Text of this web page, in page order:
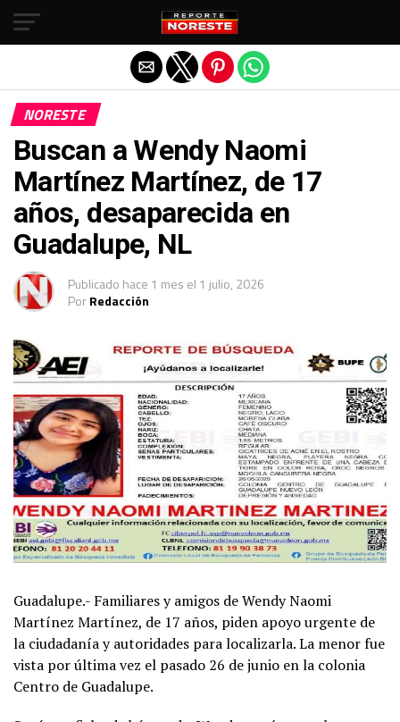
NORESTE
Buscan a Wendy Naomi
Martínez Martínez, de 17
años, desaparecida en
Guadalupe, NL
Publicado hace 1 mes el 1 julio, 2026
PorRedacción
Guadalupe.- Familiares y amigos de Wendy Naomi
Martínez Martínez, de 17 años, piden apoyo urgente de
la ciudadanía y autoridades para localizarla. La menor fue
vista por última vez el pasado 26 de junio en la colonia
Centro de Guadalupe.
Salir de la versión móvil